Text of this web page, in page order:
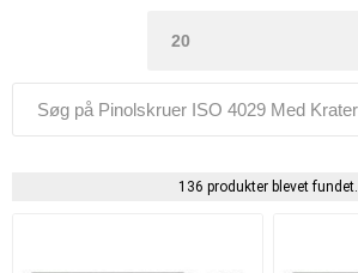
136 produkter blevet fundet.